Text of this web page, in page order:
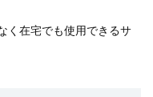
く在宅でも使用できるサ